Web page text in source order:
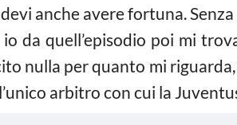
anche avere fortuna.
da quell’episodio poi mi
nulla per quanto mi
arbitro con cui la